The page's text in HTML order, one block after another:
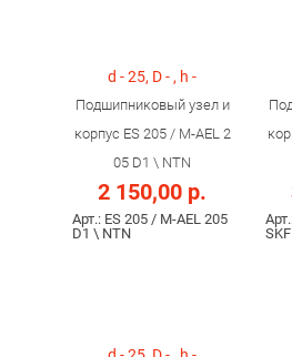
d - 25, D - , h -
Подшипниковый узел и
корпус ES 205 / M-AEL 2
05 D1 \ NTN
2 150,00 р.
Арт.: ES 205 / M-AEL 205
D1 \ NTN
SKF